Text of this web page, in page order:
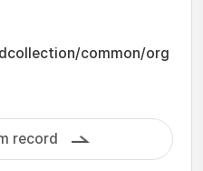
common/org
record